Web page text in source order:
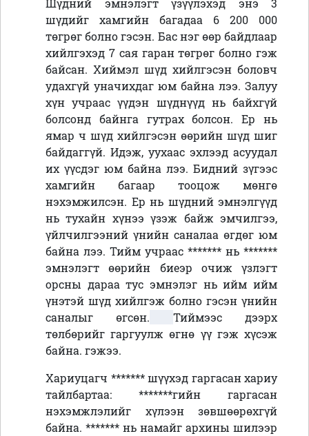
Шүдний эмнэлэгт үзүүлэхэд энэ 3
шүдийг хамгийн багадаа 6 200 000
төгрөг болно гэсэн. Бас нэг өөр байдлаар
хийлгэхэд 7 сая гаран төгрөг болно гэж
байсан. Хиймэл шүд хийлгэсэн боловч
удахгүй уначихдаг юм байна лээ. Залуу
хүн учраас үүдэн шүднүүд нь байхгүй
болсонд байнга гутрах болсон. Ер нь
ямар ч шүд хийлгэсэн өөрийн шүд шиг
байдаггүй. Идэж, уухаас эхлээд асуудал
их үүсдэг юм байна лээ. Бидний зүгээс
хамгийн багаар тооцож мөнгө
нэхэмжилсэн. Ер нь шүдний эмнэлгүүд
нь тухайн хүнээ үзэж байж эмчилгээ,
үйлчилгээний үнийн саналаа өгдөг юм
байна лээ. Тийм учраас ******* нь *******
эмнэлэгт өөрийн биеэр очиж үзлэгт
орсны дараа тус эмнэлэг нь ийм ийм
үнэтэй шүд хийлгэж болно гэсэн үнийн
саналыг өгсөн.
Тиймээс дээрх
төлбөрийг гаргуулж өгнө үү гэж хүсэж
байна. гэжээ.
Хариуцагч ******* шүүхэд гаргасан хариу
тайлбартаа: *******гийн гаргасан
нэхэмжлэлийг хүлээн зөвшөөрөхгүй
байна. ******* нь намайг архины шилээр